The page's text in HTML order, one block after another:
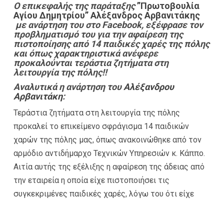
Ο επικεφαλής της παράταξης”Πρωτοβουλία
Αγίου Δημητρίου”Αλέξανδρος Αρβανιτάκης
με ανάρτηση του στο Facebook, εξέφρασε τον
προβληματισμό του γιατην αφαίρεση της
πιστοποίησης από 14 παιδικές χαρές της πόλης
και όπως χαρακτηριστικά ανέφερε
προκαλούνται τεράστια ζητήματα στη
λειτουργία της πόλης!!
Αναλυτικά ηανάρτηση τουΑλέξανδρου
Αρβανιτάκη:
Τεράστια ζητήματα στη λειτουργία της πόλης
προκαλεί το επικείμενο σφράγισμα 14 παιδικών
χαρών της πόλης μας, όπως ανακοινώθηκε από τον
αρμόδιο αντιδήμαρχο Τεχνικών Υπηρεσιών κ. Κάππο.
Αιτία αυτής της εξέλιξης η αφαίρεση της άδειας από
την εταιρεία η οποία είχε πιστοποιήσει τις
συγκεκριμένες παιδικές χαρές, λόγω του ότι είχε